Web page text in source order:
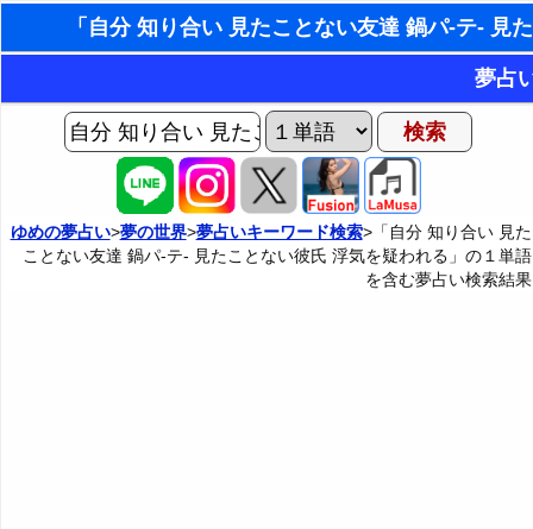
東洋
タロット
命
夢占
AIゆめの夢占いチャット
ヨセフの夢占い
夢占いの歴史
夢占い掲示板
カテゴリー別夢占い
ゆめの夢占い>夢の世界>夢占いキーワード検索>「自分 知り合い 見た
ことない友達 鍋パ-テ- 見たことない彼氏 浮気を疑われる」の１単語
を含む夢占い検索結果